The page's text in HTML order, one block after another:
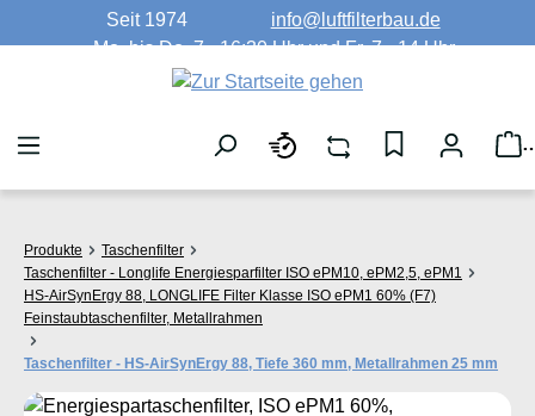
Zum Hauptinhalt springen
Seit 1974
info@luftfilterbau.de
Mo. bis Do. 7 - 16:30 Uhr und Fr. 7 - 14 Uhr
Produkte
Taschenfilter
Taschenfilter - Longlife Energiesparfilter ISO ePM10, ePM2,5, ePM1
HS-AirSynErgy 88, LONGLIFE Filter Klasse ISO ePM1 60% (F7)
Feinstaubtaschenfilter, Metallrahmen
Taschenfilter - HS-AirSynErgy 88, Tiefe 360 mm, Metallrahmen 25 mm
Bildergalerie überspringen